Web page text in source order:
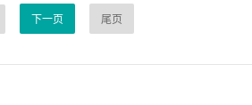
下一页 尾页